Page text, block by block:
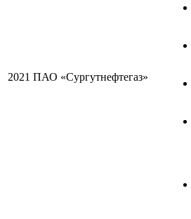
2021 ПАО «Сургутнефтегаз»